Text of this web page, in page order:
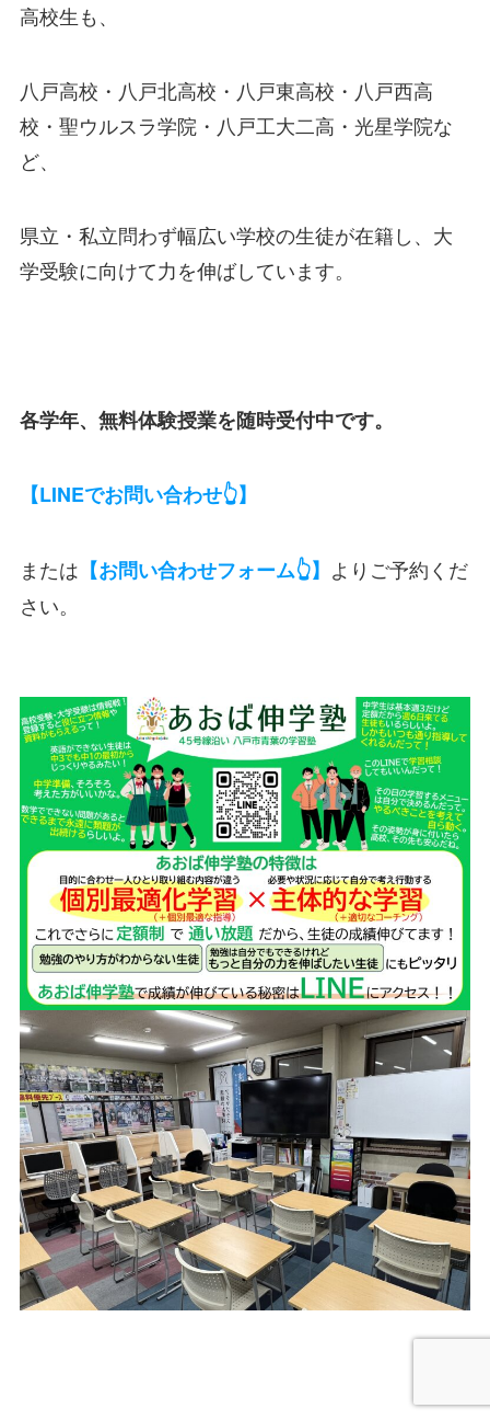
高校生も、
八戸高校・八戸北高校・八戸東高校・八戸西高
校・聖ウルスラ学院・八戸工大二高・光星学院な
ど、
県立・私立問わず幅広い学校の生徒が在籍し、大
学受験に向けて力を伸ばしています。
各学年、無料体験授業を随時受付中です。
【LINEでお問い合わせ👆】
または 【お問い合わせフォーム👆】 よりご予約くだ
さい。